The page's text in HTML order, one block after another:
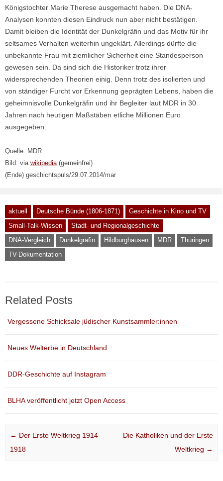
Königstochter Marie Therese ausgemacht haben. Die DNA-
Analysen konnten diesen Eindruck nun aber nicht bestätigen.
Damit bleiben die Identität der Dunkelgräfin und das Motiv für ihr
seltsames Verhalten weiterhin ungeklärt. Allerdings dürfte die
unbekannte Frau mit ziemlicher Sicherheit eine Standesperson
gewesen sein. Da sind sich die Historiker trotz ihrer
widersprechenden Theorien einig. Denn trotz des isolierten und
von ständiger Furcht vor Erkennung geprägten Lebens, haben die
geheimnisvolle Dunkelgräfin und ihr Begleiter laut MDR in 30
Jahren nach heutigen Maßstäben etliche Millionen Euro
ausgegeben.
Quelle: MDR
Bild: via wikipedia (gemeinfrei)
(Ende) geschichtspuls/29.07.2014/mar
aktuell Deutsche Bünde (1806-1871)
Geschichte in Kino und TV
Small-Talk-Wissen
Stadt- und Regionalgeschichte
DNA-Vergleich
Dunkelgräfin Hildburghausen MDR
Thüringen
TV-Dokumentation
Related Posts
Vergessene Schicksale jüdischer Kunstsammler:innen
Neues Welterbe in Deutschland
DDR-Geschichte auf Instagram
BLHA veröffentlicht jetzt Open Access
Post navigation
← Der Erste Weltkrieg 1914-
1918
Die Katholiken und der Erste
Weltkrieg →